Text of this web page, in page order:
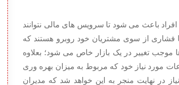
باعث می شود تا سرویس های مالی نتوانند
فشاری از سوی مشتریان خود روبرو هستند که
موجب تغییر در یک بازار خاص می شود؛ بعلاوه
مورد نیاز خود که مربوط به میزان بهره وری
در نهایت منجر به این خواهد شد که مدیران